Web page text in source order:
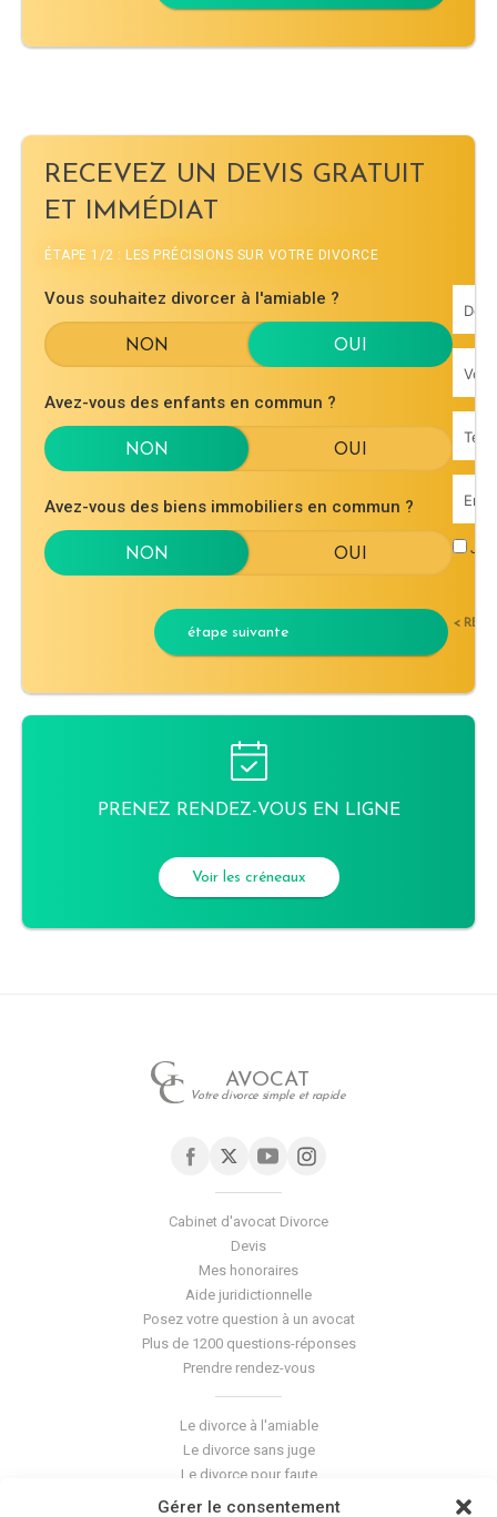
Gérer le consentement
RECEVEZ UN DEVIS GRATUIT
ET IMMÉDIAT
ÉTAPE 1/2 : LES PRÉCISIONS SUR VOTRE DIVORCE
Vous souhaitez divorcer à l'amiable ?
Avez-vous des enfants en commun ?
Avez-vous des biens immobiliers en commun ?
étape suivante <
PRENEZ RENDEZ-VOUS EN LIGNE
Voir les créneaux
AVOCAT
Votre divorce simple et rapide
Cabinet d'avocat Divorce
Devis
Mes honoraires
Aide juridictionnelle
Posez votre question à un avocat
Plus de 1200 questions-réponses
Prendre rendez-vous
Le divorce à l'amiable
Le divorce sans juge
Le divorce pour faute
Le divorce accepté